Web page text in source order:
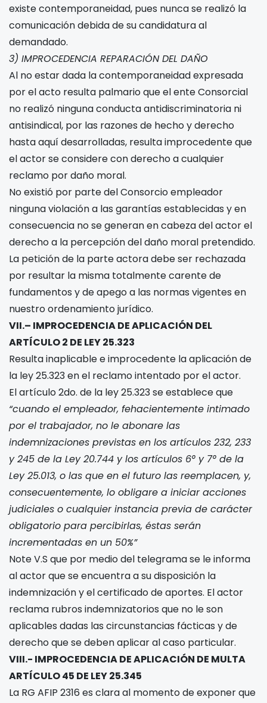
existe contemporaneidad, pues nunca se realizó la
comunicación debida de su candidatura al
demandado.
3) IMPROCEDENCIA REPARACIÓN DEL DAÑO
Al no estar dada la contemporaneidad expresada
por el acto resulta palmario que el ente Consorcial
no realizó ninguna conducta antidiscriminatoria ni
antisindical, por las razones de hecho y derecho
hasta aquí desarrolladas, resulta improcedente que
el actor se considere con derecho a cualquier
reclamo por daño moral.
No existió por parte del Consorcio empleador
ninguna violación a las garantías establecidas y en
consecuencia no se generan en cabeza del actor el
derecho a la percepción del daño moral pretendido.
La petición de la parte actora debe ser rechazada
por resultar la misma totalmente carente de
fundamentos y de apego a las normas vigentes en
nuestro ordenamiento jurídico.
VII.– IMPROCEDENCIA DE APLICACIÓN DEL
ARTÍCULO 2 DE LEY 25.323
Resulta inaplicable e improcedente la aplicación de
la ley 25.323 en el reclamo intentado por el actor.
El artículo 2do. de la ley 25.323 se establece que
“cuando el empleador, fehacientemente intimado
por el trabajador, no le abonare las
indemnizaciones previstas en los artículos 232, 233
y 245 de la Ley 20.744 y los artículos 6° y 7° de la
Ley 25.013, o las que en el futuro las reemplacen, y,
consecuentemente, lo obligare a iniciaracciones
judiciales o cualquier instancia previa de carácter
obligatorio para percibirlas, éstas serán
incrementadas en un 50%”
Note V.S que por medio del telegramase le informa
al actor que se encuentra a su disposición la
indemnización y el certificado de aportes. El actor
reclama rubros indemnizatorios que no le son
aplicables dadas las circunstancias fácticas y de
derecho que se deben aplicar al caso particular.
VIII.- IMPROCEDENCIA DE APLICACIÓN DE MULTA
ARTÍCULO 45 DE LEY 25.345
La RG AFIP 2316 es clara al momento de exponer que